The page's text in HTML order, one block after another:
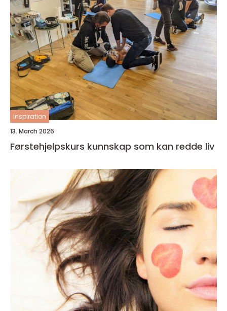
inspiration
13. March 2026
Førstehjelpskurs kunnskap som kan redde liv